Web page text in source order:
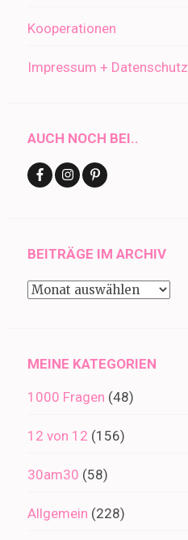
Kooperationen
Impressum + Datenschutz
AUCH NOCH BEI..
BEITRÄGE IM ARCHIV
Beiträge
MEINE KATEGORIEN
1000 Fragen (48)
12 von 12 (156)
30am30 (58)
Allgemein (228)